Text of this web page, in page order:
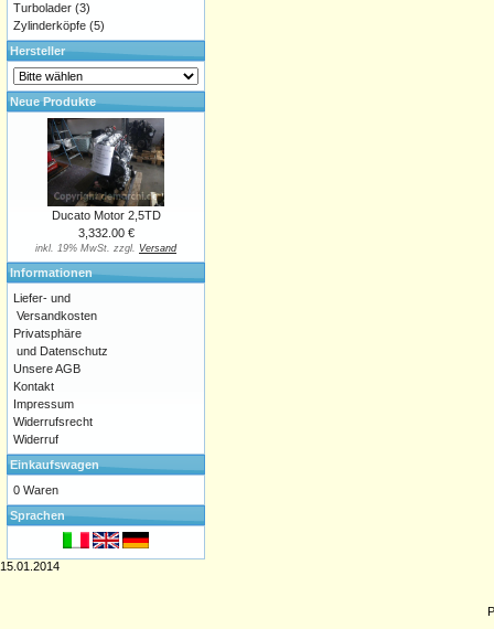
Turbolader (3)
Zylinderköpfe (5)
Hersteller
Neue Produkte
Ducato Motor 2,5TD
3,332.00 €
inkl. 19% MwSt. zzgl. Versand
Informationen
Liefer- und
Versandkosten
Privatsphäre
und Datenschutz
Unsere AGB
Kontakt
Impressum
Widerrufsrecht
Widerruf
Einkaufswagen
0 Waren
Sprachen
15.01.2014